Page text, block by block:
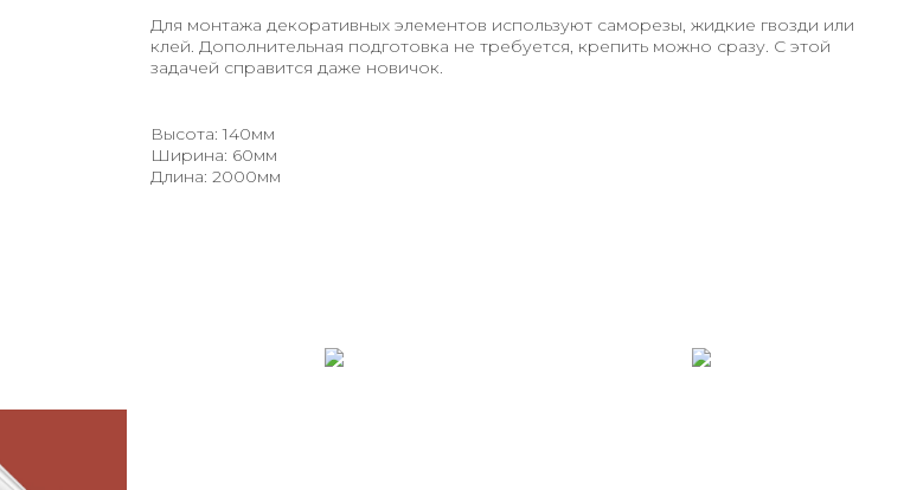
Для монтажа декоративных элементов используют саморезы, жидкие гвозди или
клей. Дополнительная подготовка не требуется, крепить можно сразу. С этой
задачей справится даже новичок.
Высота: 140мм
Ширина: 60мм
Длина: 2000мм